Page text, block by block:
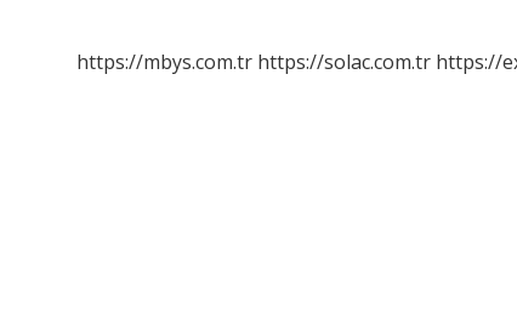
https://mbys.com.tr https://solac.com.tr https://